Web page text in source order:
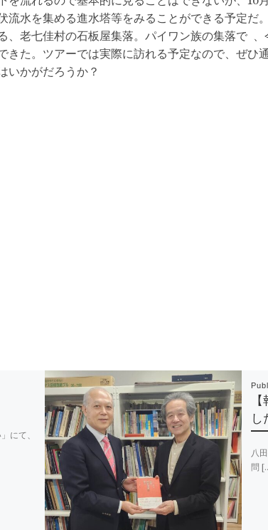
流水を集める進水塔等をみることができる予定だ
、老七佳村の石板屋集落。パイワン族の集落で
きた。ツアーでは実際に訪れる予定なので、ぜひ
いかがだろうか？
にて、
し
八
問